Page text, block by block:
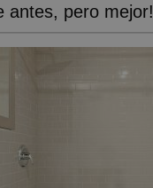
antes, pero mejor!